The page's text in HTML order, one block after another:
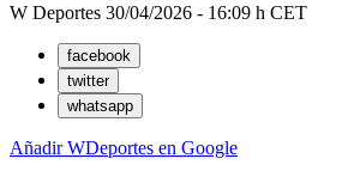
W Deportes 30/04/2026 - 16:09 h CET
facebook
twitter
whatsapp
Añadir WDeportes en Google